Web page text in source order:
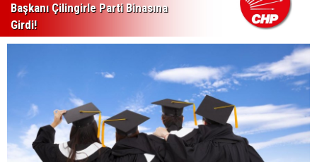
Başkanı Çilingirle Parti Binasına
Girdi!